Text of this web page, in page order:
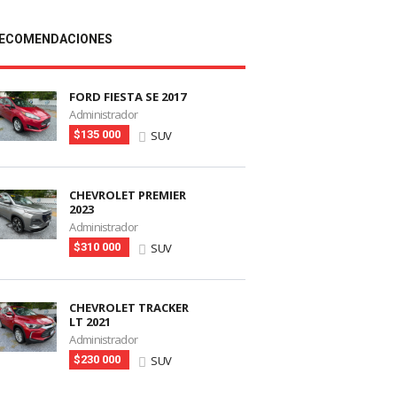
FORD FIESTA SE 2017
Administrador
$135 000 SUV
CHEVROLET PREMIER
2023
Administrador
$310 000 SUV
CHEVROLET TRACKER
LT 2021
Administrador
$230 000 SUV